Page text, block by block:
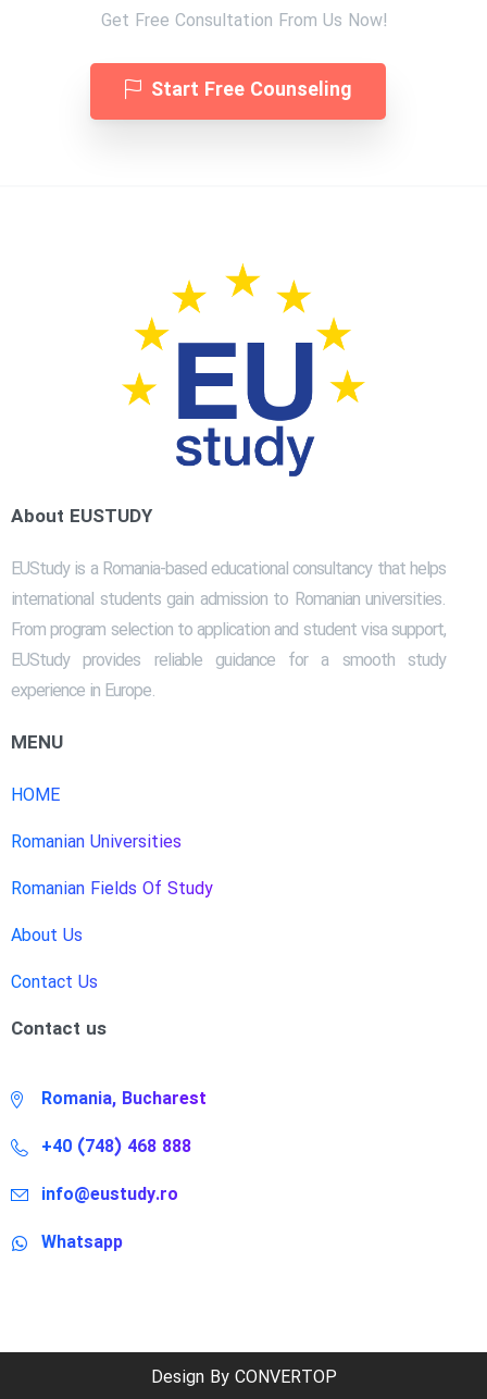
Get Free Consultation From Us Now!
Start Free Counseling
About EUSTUDY
EUStudy is a Romania-based educational consultancy that helps
international students gain admission to Romanian universities.
From program selection to application and student visa support,
EUStudy provides reliable guidance for a smooth study
experience in Europe.
MENU
HOME
Romanian Universities
Romanian Fields Of Study
About Us
Contact Us
Contact us
Romania, Bucharest
+40 (748) 468 888
info@eustudy.ro
Whatsapp
Design By CONVERTOP